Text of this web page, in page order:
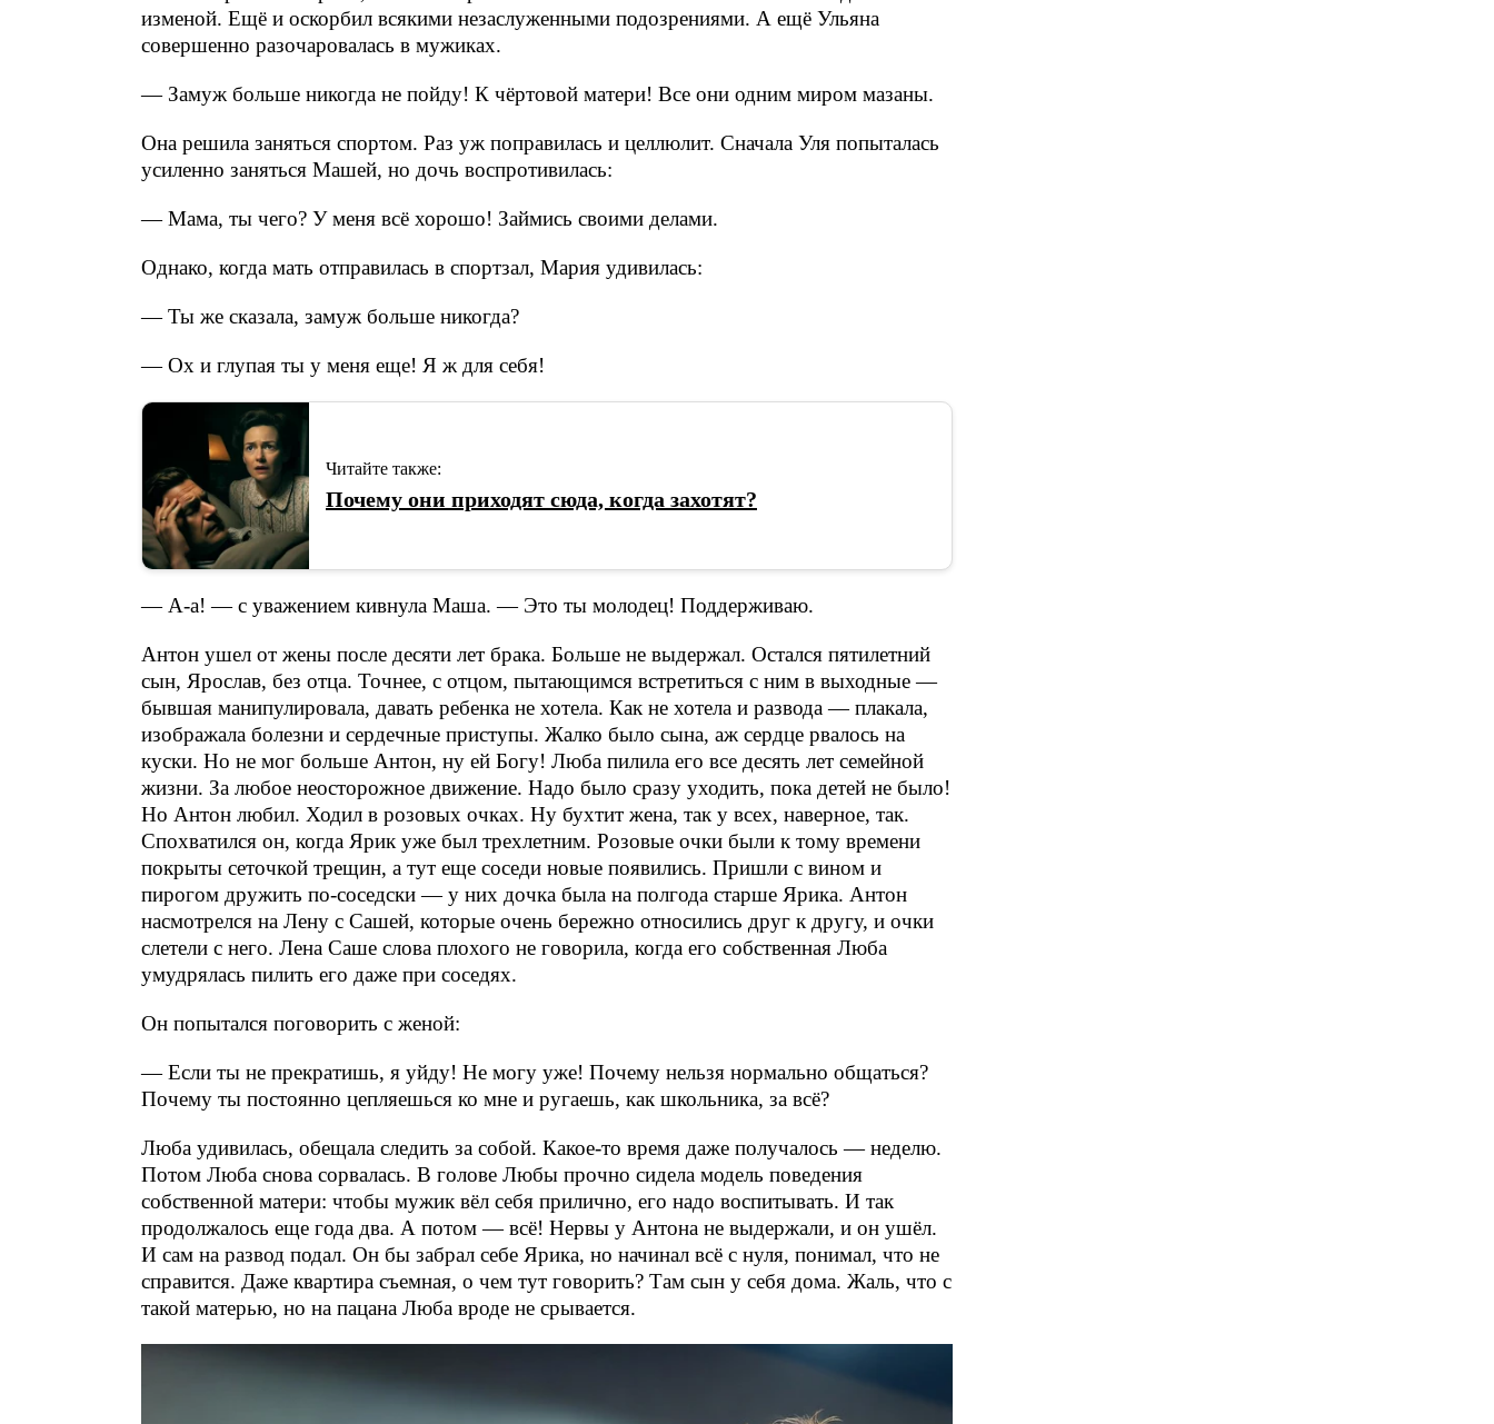
изменой. Ещё и оскорбил всякими незаслуженными подозрениями. А ещё Ульяна
совершенно разочаровалась в мужиках.
— Замуж больше никогда не пойду! К чёртовой матери! Все они одним миром мазаны.
Она решила заняться спортом. Раз уж поправилась и целлюлит. Сначала Уля попыталась
усиленно заняться Машей, но дочь воспротивилась:
— Мама, ты чего? У меня всё хорошо! Займись своими делами.
Однако, когда мать отправилась в спортзал, Мария удивилась:
— Ты же сказала, замуж больше никогда?
— Ох и глупая ты у меня еще! Я ж для себя!
Читайте также:
Почему они приходят сюда, когда захотят?
— А-а! — с уважением кивнула Маша. — Это ты молодец! Поддерживаю.
Антон ушел от жены после десяти лет брака. Больше не выдержал. Остался пятилетний
сын, Ярослав, без отца. Точнее, с отцом, пытающимся встретиться с ним в выходные —
бывшая манипулировала, давать ребенка не хотела. Как не хотела и развода — плакала,
изображала болезни и сердечные приступы. Жалко было сына, аж сердце рвалось на
куски. Но не мог больше Антон, ну ей Богу! Люба пилила его все десять лет семейной
жизни. За любое неосторожное движение. Надо было сразу уходить, пока детей не было!
Но Антон любил. Ходил в розовых очках. Ну бухтит жена, так у всех, наверное, так.
Спохватился он, когда Ярик уже был трехлетним. Розовые очки были к тому времени
покрыты сеточкой трещин, а тут еще соседи новые появились. Пришли с вином и
пирогом дружить по-соседски — у них дочка была на полгода старше Ярика. Антон
насмотрелся на Лену с Сашей, которые очень бережно относились друг к другу, и очки
слетели с него. Лена Саше слова плохого не говорила, когда его собственная Люба
умудрялась пилить его даже при соседях.
Он попытался поговорить с женой:
— Если ты не прекратишь, я уйду! Не могу уже! Почему нельзя нормально общаться?
Почему ты постоянно цепляешься ко мне и ругаешь, как школьника, за всё?
Люба удивилась, обещала следить за собой. Какое-то время даже получалось — неделю.
Потом Люба снова сорвалась. В голове Любы прочно сидела модель поведения
собственной матери: чтобы мужик вёл себя прилично, его надо воспитывать. И так
продолжалось еще года два. А потом — всё! Нервы у Антона не выдержали, и он ушёл.
И сам на развод подал. Он бы забрал себе Ярика, но начинал всё с нуля, понимал, что не
справится. Даже квартира съемная, о чем тут говорить? Там сын у себя дома. Жаль, что с
такой матерью, но на пацана Люба вроде не срывается.